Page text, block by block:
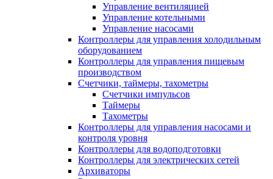
Управление вентиляцией
Управление котельными
Управление насосами
Контроллеры для управления холодильным
оборудованием
Контроллеры для управления пищевым
производством
Счетчики, таймеры, тахометры
Счетчики импульсов
Таймеры
Тахометры
Контроллеры для управления насосами и
контроля уровня
Контроллеры для водоподготовки
Контроллеры для электрических сетей
Архиваторы